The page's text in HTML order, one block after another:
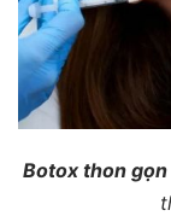
Botox thon gọn